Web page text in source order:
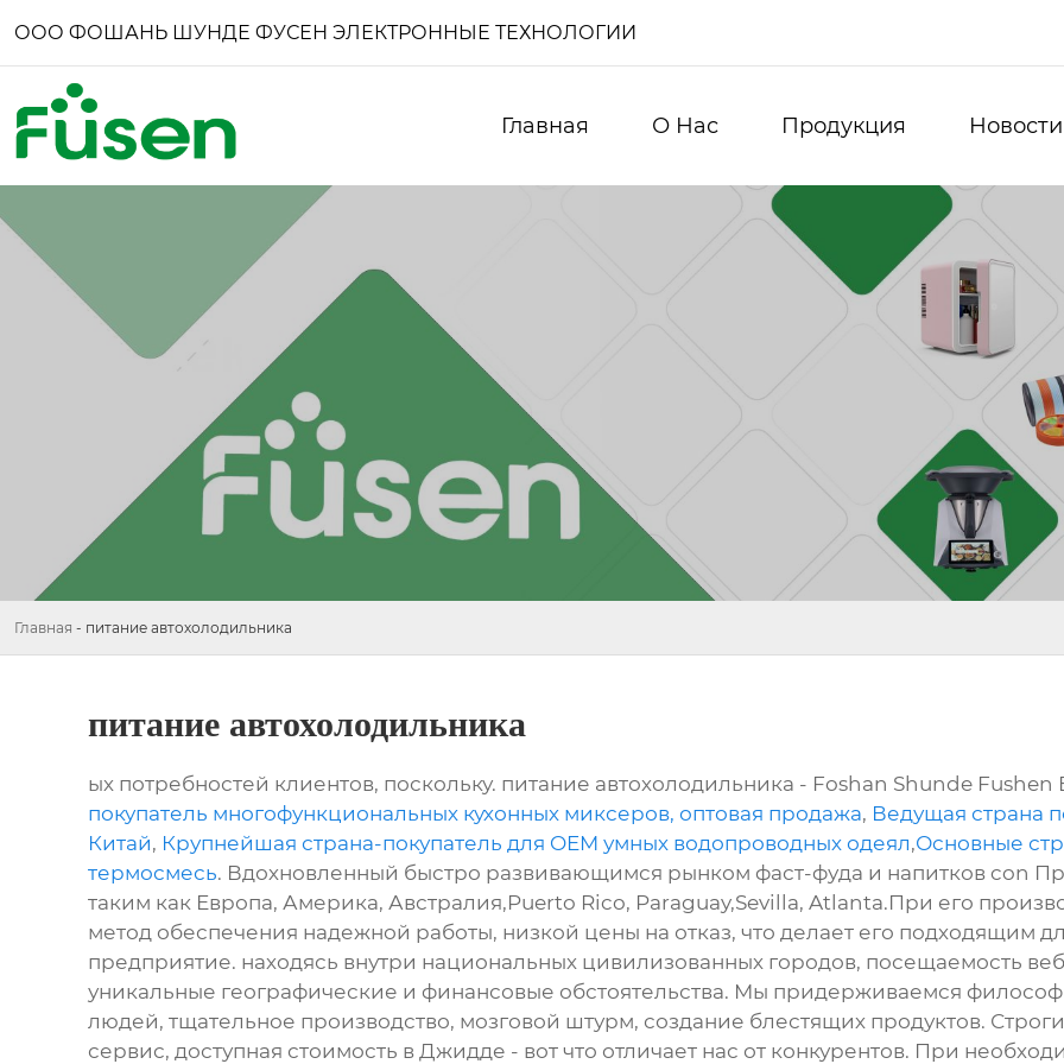
ООО ФОШАНЬ ШУНДЕ ФУСЕН ЭЛЕКТРОННЫЕ ТЕХНОЛОГИИ
Главная О Нас Продукция Новости
Главная - питание автохолодильника
питание автохолодильника
ых потребностей клиентов, поскольку. питание автохолодильника - Foshan Shunde
покупатель многофункциональных кухонных миксеров, оптовая продажа, Ведущая страна
Китай, Крупнейшая страна-покупатель для OEM умных водопроводных одеял,Основные
термосмесь. Вдохновленный быстро развивающимся рынком фаст-фуда и напитков con
таким как Европа, Америка, Австралия,Puerto Rico, Paraguay,Sevilla, Atlanta.При его
метод обеспечения надежной работы, низкой цены на отказ, что делает его подходящим
предприятие. находясь внутри национальных цивилизованных городов, посещаемость
уникальные географические и финансовые обстоятельства. Мы придерживаемся
людей, тщательное производство, мозговой штурм, создание блестящих продуктов.
сервис, доступная стоимость в Джидде - вот что отличает нас от конкурентов. При